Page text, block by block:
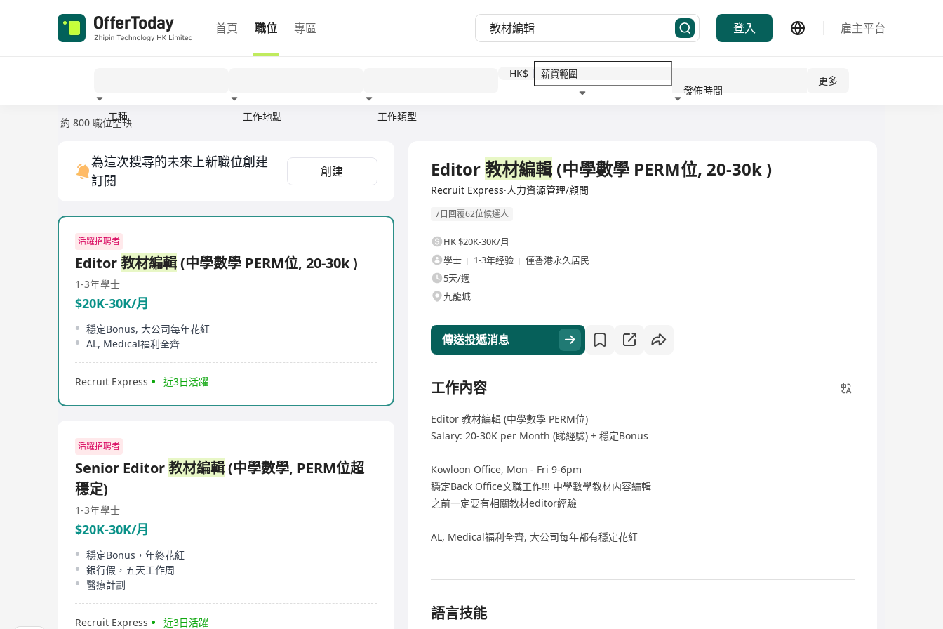
首頁 職位 專區 登入 雇主平台
工種 工作地點 工作類型
HK$
發佈時間
更多
約 800 職位空缺
為這次搜尋的未來上新職位創建
訂閱
創建
活躍招聘者
Editor教材編輯(中學數學 PERM位, 20-30k )
1-3年學士
$20K-30K/月
穩定Bonus, 大公司每年花紅
AL, Medical福利全齊
Recruit Express 近3日活躍
活躍招聘者
Senior Editor教材編輯(中學數學, PERM位超
穩定)
1-3年學士
$20K-30K/月
穩定Bonus，年終花紅
銀行假，五天工作周
醫療計劃
Recruit Express 近3日活躍
Editor教材編輯(中學數學 PERM位, 20-30k )
Recruit Express·人力資源管理/顧問
7日回覆62位候選人
HK $20K-30K/月
學士
1-3年经验
僅香港永久居民
5天/週
九龍城
傳送投遞消息
工作內容
Editor 教材編輯 (中學數學 PERM位)
Salary: 20-30K per Month (睇經驗) + 穩定Bonus
Kowloon Office, Mon - Fri 9-6pm
穩定Back Office文職工作!!! 中學數學教材内容編輯
之前一定要有相關教材editor經驗
AL, Medical福利全齊, 大公司每年都有穩定花紅
語言技能